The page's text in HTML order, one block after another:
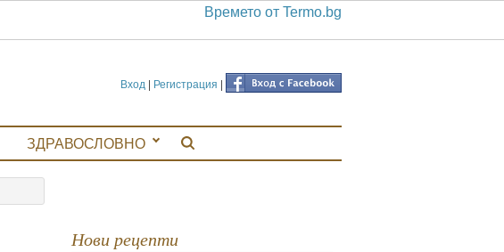
Времето от Termo.bg
Вход | Регистрация |
ЗДРАВОСЛОВНО
Нови рецепти